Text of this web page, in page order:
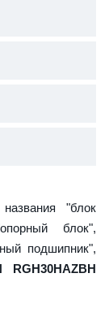
"блок
блок",
подшипник",
RGH30HAZBH